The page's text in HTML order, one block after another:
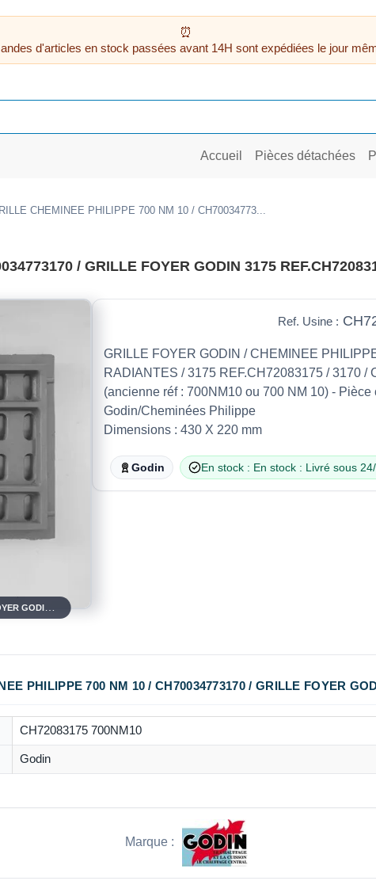
d'articles en stock passées avant 14H sont expédiées le jour
Accueil Pièces détachées
CHEMINEE PHILIPPE 700 NM 10 / CH70034773...
/ GRILLE FOYER GODIN 3175
Ref. Usine :
GRILLE FOYER GODIN / CHEMINEE
RADIANTES / 3175 REF.CH72083175 / 3170 /
(ancienne réf : 700NM10 ou 700 NM 10) -
Godin/Cheminées Philippe
Dimensions : 430 X 220 mm
Godin En stock : En stock : Livré sous
PHILIPPE 700 NM 10 / CH70034773170 / GRILLE FOYER
CH72083175 700NM10
Godin
Marque :